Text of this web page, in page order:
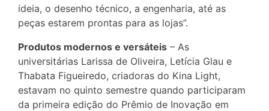
ideia, o desenho técnico, a engenharia, até as
peças estarem prontas para as lojas”.
Produtos modernos e versáteis – As
universitárias Larissa de Oliveira, Letícia Glau e
Thabata Figueiredo, criadoras do Kina Light,
estavam no quinto semestre quando participaram
da primeira edição do Prêmio de Inovação em